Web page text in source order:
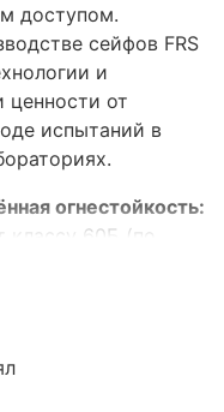
доступом.
сейфов FRS
и
ценности от
испытаний в
огнестойкость:
классу 60Б (по
Этого времени